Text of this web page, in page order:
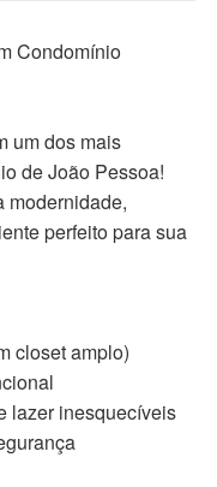
Condomínio
um dos mais
de João Pessoa!
modernidade,
perfeito para sua
closet amplo)
lazer inesquecíveis